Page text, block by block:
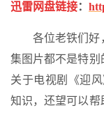
迅雷网盘链接：
各位老铁们好
集图片都不是特
关于电视剧《迎
知识，还望可以